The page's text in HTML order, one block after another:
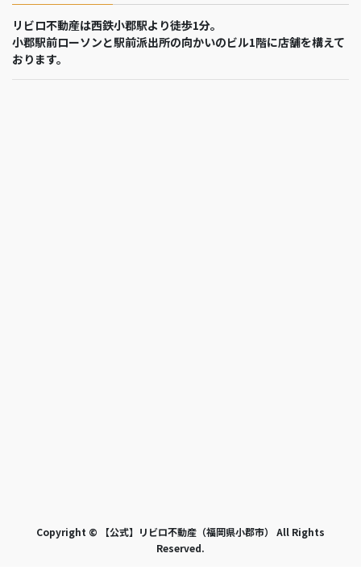
リビロ不動産は西鉄小郡駅より徒歩1分。
小郡駅前ローソンと駅前派出所の向かいのビル1階に店舗を構えて
おります。
Copyright © 【公式】リビロ不動産（福岡県小郡市） All Rights
Reserved.